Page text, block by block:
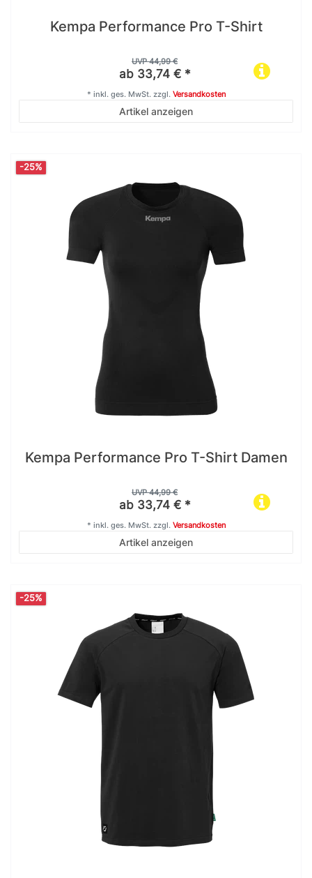
Kempa Performance Pro T-Shirt
UVP 44,99 €
ab 33,74 € *
Artikel anzeigen
* inkl. ges. MwSt.zzgl. Versandkosten
-25%
Kempa Performance Pro T-Shirt Damen
UVP 44,99 €
ab 33,74 € *
Artikel anzeigen
* inkl. ges. MwSt.zzgl. Versandkosten
-25%